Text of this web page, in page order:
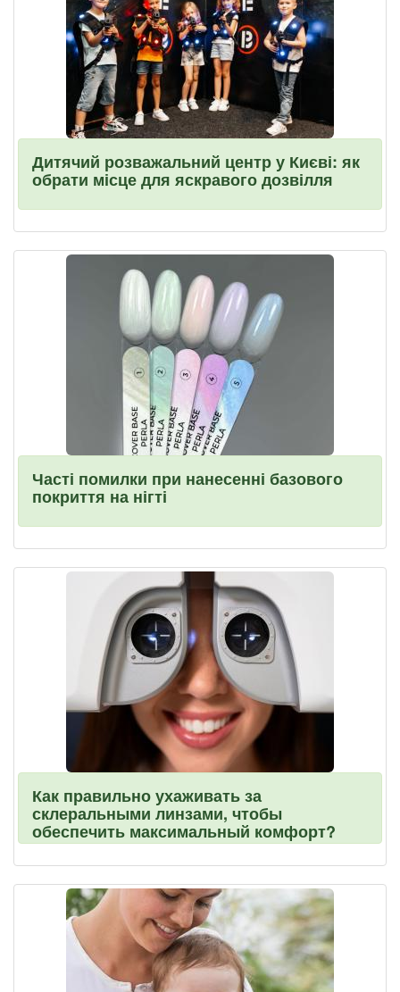
Дитячий розважальний центр у Києві: як
обрати місце для яскравого дозвілля
Часті помилки при нанесенні базового
покриття на нігті
Как правильно ухаживать за
склеральными линзами, чтобы
обеспечить максимальный комфорт?